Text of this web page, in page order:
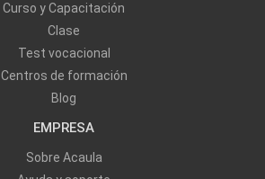
Curso y Capacitación
Clase
Test vocacional
Centros de formación
Blog
EMPRESA
Sobre Acaula